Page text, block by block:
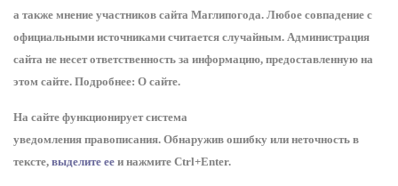
а также мнение участников сайта Маглипогода. Любое совпадение с
официальными источниками считается случайным. Администрация
сайта не несет ответственность за информацию, предоставленную на
этом сайте. Подробнее: О сайте.
На сайте функционирует система
уведомления правописания. Обнаружив ошибку или неточность в
тексте, выделите ее и нажмите Ctrl+Enter.